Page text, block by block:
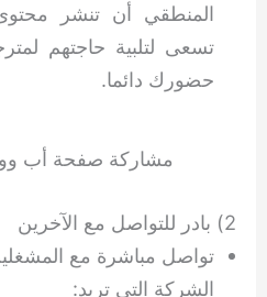
المنطقي أن تنشر
تسعى لتلبية حاجتهم
حضورك دائما.
مشاركة صفحة أب
2) بادر للتواصل مع الآخرين
تواصل مباشرة مع
الشركة التي تريد: